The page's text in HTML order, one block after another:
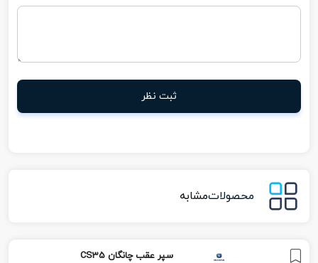
ثبت نظر
محصولاتمشابه
سپر عقب چانگان CS35